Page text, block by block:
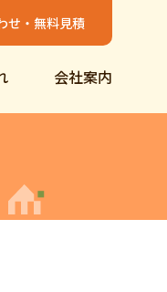
せ・無料見積
会社案内